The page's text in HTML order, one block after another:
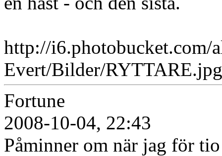
http://i6.photobucket.com/
Evert/Bilder/RYTTARE.jpg
Fortune
2008-10-04, 22:43
Påminner om när jag för